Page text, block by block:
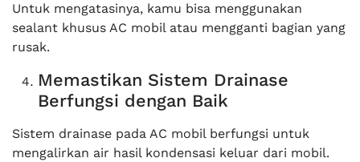
Untuk mengatasinya, kamu bisa menggunakan
sealant khusus AC mobil atau mengganti bagian yang
rusak.
Memastikan Sistem Drainase
Berfungsi dengan Baik
Sistem drainase pada AC mobil berfungsi untuk
mengalirkan air hasil kondensasi keluar dari mobil.